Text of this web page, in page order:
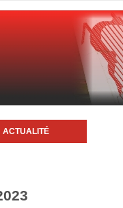
ACTUALITÉ